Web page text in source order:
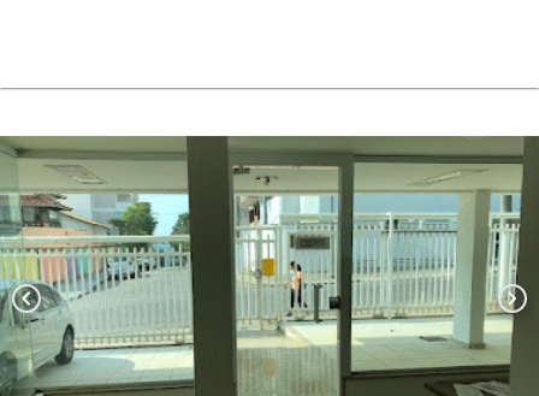
chevron_left chevron_right